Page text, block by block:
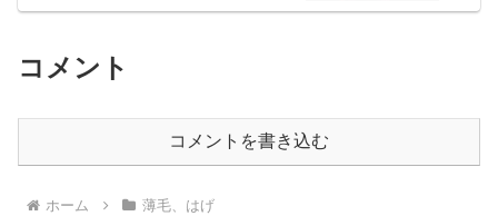
コメント
コメントを書き込む
ホーム 薄毛、はげ